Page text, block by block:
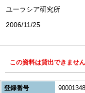
ユーラシア研究所
2006/11/25
この資料は貸出できません
登録番号